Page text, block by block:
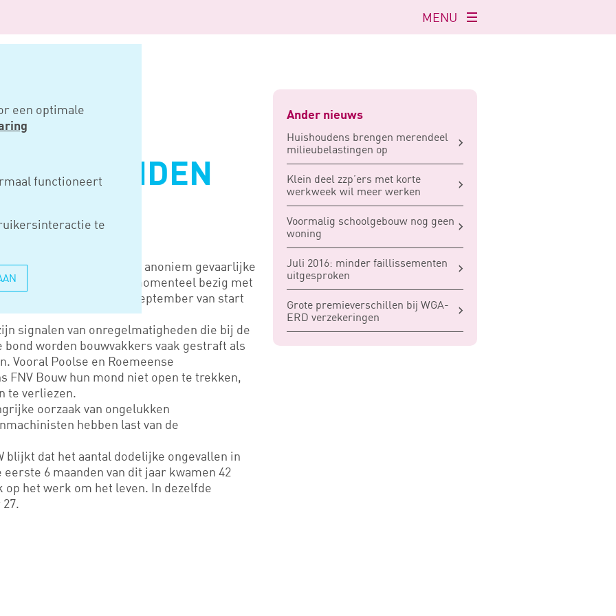
een optimale
functioneert
te
Navigatie
openen
MENU
waar bouwvakkers anoniem gevaarlijke
melden. De bond is momenteel bezig met
naar verwachting in september van start
signalen van onregelmatigheden die bij de
worden bouwvakkers vaak gestraft als
Vooral Poolse en Roemeense
FNV Bouw hun mond niet open te trekken,
te verliezen.
oorzaak van ongelukken
hebben last van de
blijkt dat het aantal dodelijke ongevallen in
6 maanden van dit jaar kwamen 42
het werk om het leven. In dezelfde
Ander nieuws
Huishoudens brengen merendeel
milieubelastingen op
Klein deel zzp’ers met korte
werkweek wil meer werken
Voormalig schoolgebouw nog geen
woning
Juli 2016: minder faillissementen
uitgesproken
Grote premieverschillen bij WGA-
ERD verzekeringen